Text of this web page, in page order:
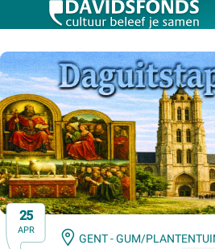
25
APR
GENT - GUM/
Zoek:
Zoeken